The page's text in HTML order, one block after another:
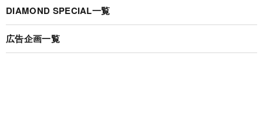
DIAMOND SPECIAL一覧
広告企画一覧